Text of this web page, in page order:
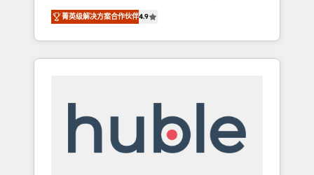
growth driven team of 100+ experts is ready
for you! Driving digital growth |
www.brightdigital.com
HubSpot since 2014 Simple pay-as-you-go
plans that accelerate value... 1️⃣ Set Up |
Onboarding New or Check-fixing existing
HubSpot portals 2️⃣ Scale Up | 100% HubSpot
API Integration project... ⬅️ Click "Contact
Business" ⬅️ to access 150+ Kickstart
菁英级解决方案合作伙伴4.9